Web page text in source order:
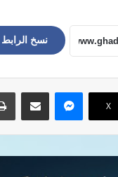
نسخ الرابط
‫X
ماسنجر مشاركة عبر البريد